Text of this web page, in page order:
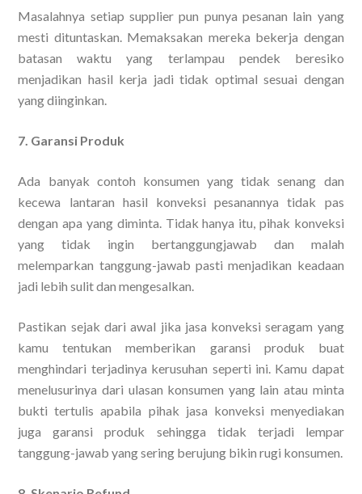
Masalahnya setiap supplier pun punya pesanan lain yang
mesti dituntaskan. Memaksakan mereka bekerja dengan
batasan waktu yang terlampau pendek beresiko
menjadikan hasil kerja jadi tidak optimal sesuai dengan
yang diinginkan.
7. Garansi Produk
Ada banyak contoh konsumen yang tidak senang dan
kecewa lantaran hasil konveksi pesanannya tidak pas
dengan apa yang diminta. Tidak hanya itu, pihak konveksi
yang tidak ingin bertanggungjawab dan malah
melemparkan tanggung-jawab pasti menjadikan keadaan
jadi lebih sulit dan mengesalkan.
Pastikan sejak dari awal jika jasa konveksi seragam yang
kamu tentukan memberikan garansi produk buat
menghindari terjadinya kerusuhan seperti ini. Kamu dapat
menelusurinya dari ulasan konsumen yang lain atau minta
bukti tertulis apabila pihak jasa konveksi menyediakan
juga garansi produk sehingga tidak terjadi lempar
tanggung-jawab yang sering berujung bikin rugi konsumen.